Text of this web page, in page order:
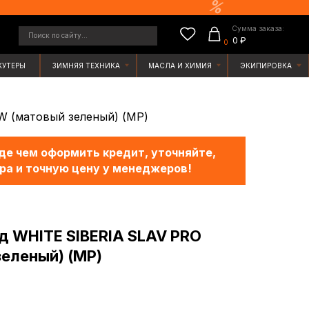
Сумма заказа:
(матовый зеленый) (МР)
чем оформить кредит, уточняйте,
и точную цену у менеджеров!
SIBERIA SLAV PRO
(МР)